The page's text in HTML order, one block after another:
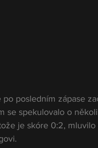
posledním zápase
se spekulovalo o
je skóre 0:2,